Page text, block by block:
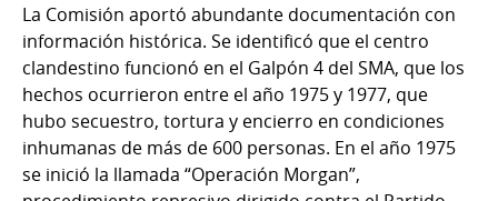
La Comisión aportó abundante documentación con
información histórica. Se identificó que el centro
clandestino funcionó en el Galpón 4 del SMA, que los
hechos ocurrieron entre el año 1975 y 1977, que
hubo secuestro, tortura y encierro en condiciones
inhumanas de más de 600 personas. En el año 1975
se inició la llamada “Operación Morgan”,